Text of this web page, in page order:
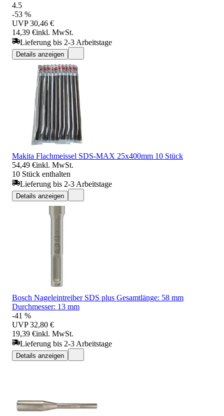
4.5
-53 %
UVP 30,46 €
14,39 €inkl. MwSt.
Lieferung bis 2-3 Arbeitstage
Details anzeigen
Makita Flachmeissel SDS-MAX 25x400mm 10 Stück
54,49 €inkl. MwSt.
10 Stück enthalten
Lieferung bis 2-3 Arbeitstage
Details anzeigen
Bosch Nageleintreiber SDS plus Gesamtlänge: 58 mm
Durchmesser: 13 mm
-41 %
UVP 32,80 €
19,39 €inkl. MwSt.
Lieferung bis 2-3 Arbeitstage
Details anzeigen